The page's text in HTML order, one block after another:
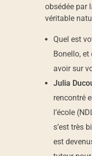
u
r
n
a
u
p
obsédée par
véritable
Quel est
Bonello, et
avoir sur
Julia
rencontré
l’école
s’est très
est